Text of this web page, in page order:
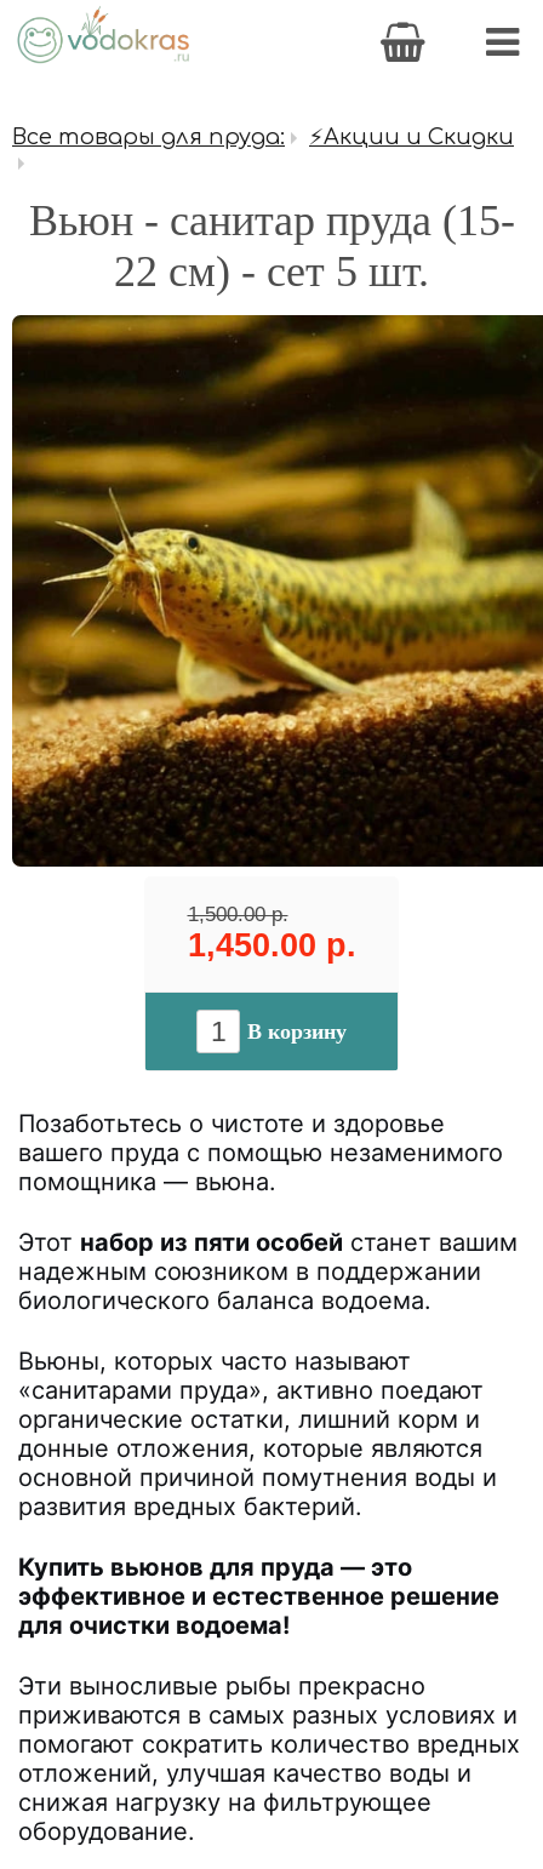
Все товары для пруда: ⚡Акции и Скидки
Вьюн - санитар пруда (15-
22 см) - сет 5 шт.
1,500.00 р.
1,450.00 р.
В корзину
Позаботьтесь о чистоте и здоровье
вашего пруда с помощью незаменимого
помощника — вьюна.
Этот набор из пяти особей станет вашим
надежным союзником в поддержании
биологического баланса водоема.
Вьюны, которых часто называют
«санитарами пруда», активно поедают
органические остатки, лишний корм и
донные отложения, которые являются
основной причиной помутнения воды и
развития вредных бактерий.
Купить вьюнов для пруда — это
эффективное и естественное решение
для очистки водоема!
Эти выносливые рыбы прекрасно
приживаются в самых разных условиях и
помогают сократить количество вредных
отложений, улучшая качество воды и
снижая нагрузку на фильтрующее
оборудование.